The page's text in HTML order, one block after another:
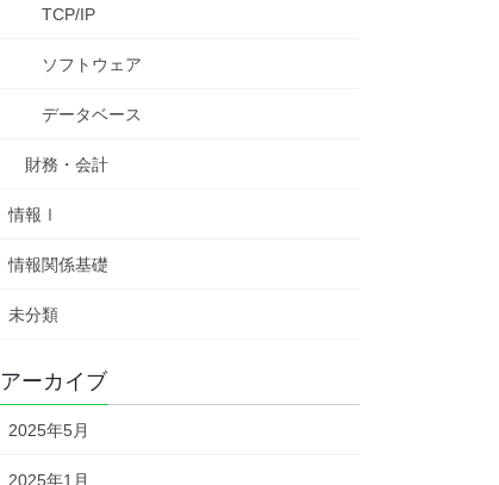
TCP/IP
ソフトウェア
データベース
財務・会計
情報Ⅰ
情報関係基礎
未分類
アーカイブ
2025年5月
2025年1月